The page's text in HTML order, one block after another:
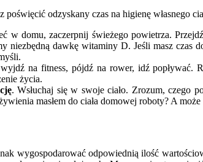
odzyskany czas na higienę własnego
w domu, zaczerpnij świeżego powietrza.
niezbędną dawkę witaminy D. Jeśli masz czas
na fitness, pójdź na rower, idź popływać.
życia.
. Wsłuchaj się w swoje ciało. Zrozum, czego
masłem do ciała domowej roboty? A
wygospodarować odpowiednią ilość